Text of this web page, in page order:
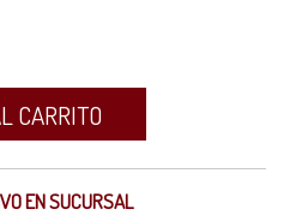
CARRITO
EN SUCURSAL